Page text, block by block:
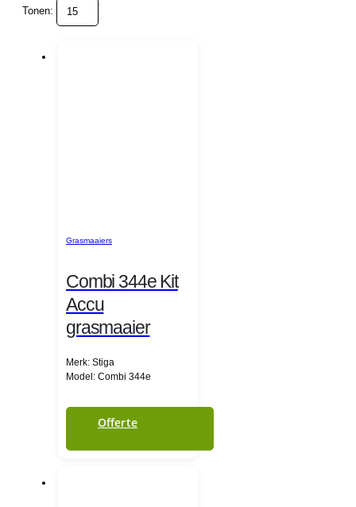
Tonen:
Grasmaaiers
Combi 344e Kit
Accu
grasmaaier
Merk: Stiga
Model: Combi 344e
Offerte